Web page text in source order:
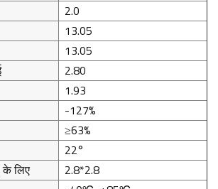
2.0
13.05
13.05
2.80
1.93
-127%
≥63%
22°
लिए
2.8*2.8